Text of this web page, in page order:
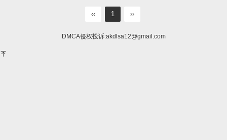
‹‹ 1 ››
DMCA侵权投诉:akdlsa12@gmail.com